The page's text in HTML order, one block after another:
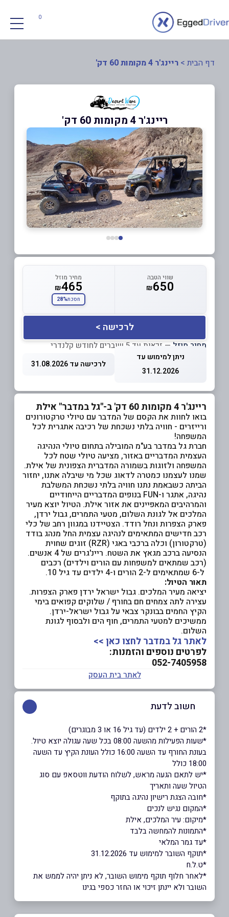
0
דף הבית > ריינג'ר 4 מקומות 60 דק'
ריינג'ר 4 מקומות 60 דק'
שווי הטבה
₪650
מחיר מוזל
₪465
חסכת28%
לרכישה >
מחיר מוזל — זכאות עד 5 שוברים לחודש קלנדרי
ניתן למימוש עד
31.12.2026
לרכישה עד 31.08.2026
ריינג'ר 4 מקומות 60 דק' ב-"גל במדבר" אילת
בואו לחוות את הקסם של המדבר עם טיולי טרקטורונים
ורייזרים - חוויה בלתי נשכחת של רכיבה אתגרית לכל
המשפחה!
חברת גל במדבר בע"מ המובילה בתחום טיולי הנהיגה
העצמית המדבריים באזור, מציעה טיולי שטח לכל
המשפחה ולזוגות בשמורה המדברית הצפונית של אילת.
שמנו לעצמנו כמטרה לדאוג שכל מי שיבלה אתנו, יחזור
הביתה כשבאמת נתנו חוויה בלתי נשכחת המשלבת
נהיגה, אתגר ו-FUN בנופים המדבריים הייחודיים
והמרהיבים המאפיינים את אזור אילת. הטיול יוצא מעיר
המלכים אל לגונת השלום, מטעי התמרים, גבול ירדן,
פארק הצפרות ונחל רודד. הצטיידנו במגוון רחב של כלי
רכב חדישים המתאימים לנהיגה עצמית החל מנהג בודד
(טרקטורון) וכלה ברכבי באגי (RZR) זוגים שחוית
הנסיעה ברכב מגאץ את השטח. ריינ'גרים של 4 אנשים.
(רכב שמתאים למשפחות עם הורים וילדים) רכבים
ל-6 שמתאימים ל-2 הורים ו-4 ילדים עד גיל 10.
תאור הטיול:
יציאה מעיר המלכים. גבול ישראל ירדן פארק הצפרות.
עצירה לתה צמחים חם בחורף / שלוקים קפואים בימי
הקיץ החמים בבונקר צבאי על גבול ישראל-ירדן.
ממשיכים למטעי התמרים, חוף הים ולבסוף לגונת
השלום.
לאתר גל במדבר לחצו כאן >>
לפרטים נוספים והזמנות:
052-7405958
לאתר בית העסק
חשוב לדעת
*2 הורים + 2 ילדים (עד גיל 16 או 3 מבוגרים)
*שעות הפעילות מהשעה 08:00 בכל שעה עגולה יוצא טיול.
בעונת החורף עד השעה 16:00 כולל העונת הקיץ עד השעה
18:00 כולל
*יש לתאם הגעה מראש, לשלוח הודעת ווטסאפ עם סוג
הטיול שעה ותאריך
*חובה הצגת רישיון נהיגה בתוקף
​​​​​​​*המקום נגיש לנכים
*מיקום: עיר המלכים, אילת
ָ*התמונות להמחשה בלבד
*עד גמר המלאי
*תוקף השובר למימוש עד 31.12.2026
*ט.ל.ח
*לאחר חלוף תוקף מימוש השובר, לא ניתן יהיה לממש את
השובר ולא יינתן זיכוי או החזר כספי בגינו